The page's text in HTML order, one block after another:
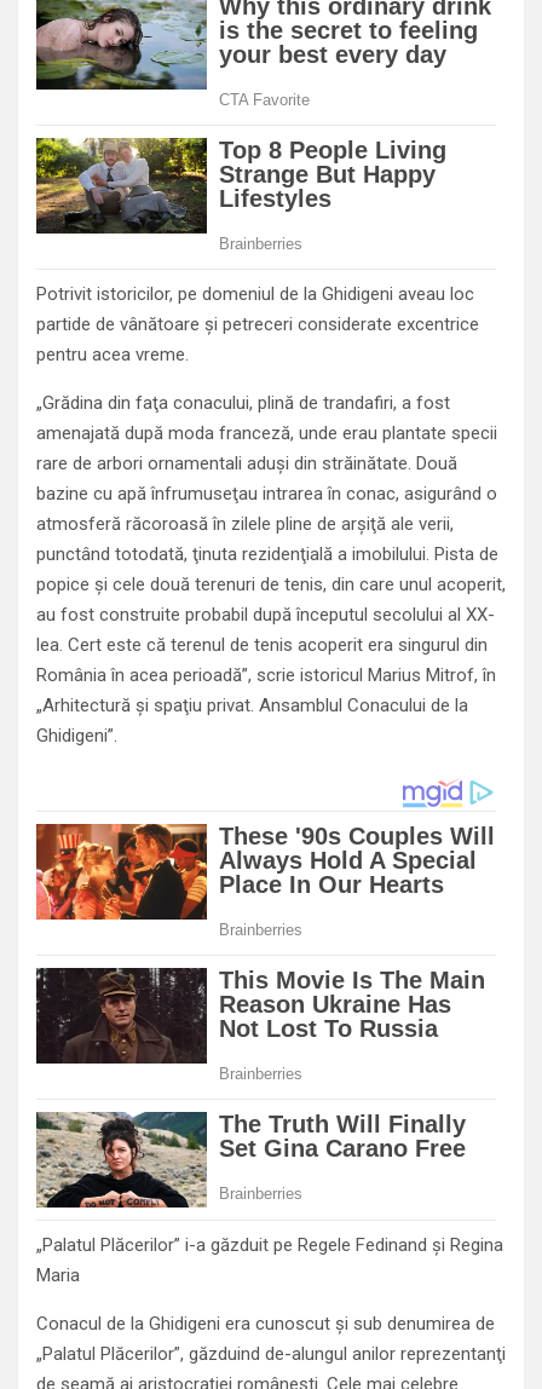
Potrivit istoricilor, pe domeniul de la Ghidigeni aveau loc
partide de vânătoare şi petreceri considerate excentrice
pentru acea vreme.
„Grădina din faţa conacului, plină de trandafiri, a fost
amenajată după moda franceză, unde erau plantate specii
rare de arbori ornamentali aduşi din străinătate. Două
bazine cu apă înfrumuseţau intrarea în conac, asigurând o
atmosferă răcoroasă în zilele pline de arşiţă ale verii,
punctând totodată, ţinuta rezidenţială a imobilului. Pista de
popice şi cele două terenuri de tenis, din care unul acoperit,
au fost construite probabil după începutul secolului al XX-
lea. Cert este că terenul de tenis acoperit era singurul din
România în acea perioadă”, scrie istoricul Marius Mitrof, în
„Arhitectură şi spaţiu privat. Ansamblul Conacului de la
Ghidigeni”.
„Palatul Plăcerilor” i-a găzduit pe Regele Fedinand şi Regina
Maria
Conacul de la Ghidigeni era cunoscut şi sub denumirea de
„Palatul Plăcerilor”, găzduind de-alungul anilor reprezentanţi
de seamă ai aristocraţiei româneşti. Cele mai celebre